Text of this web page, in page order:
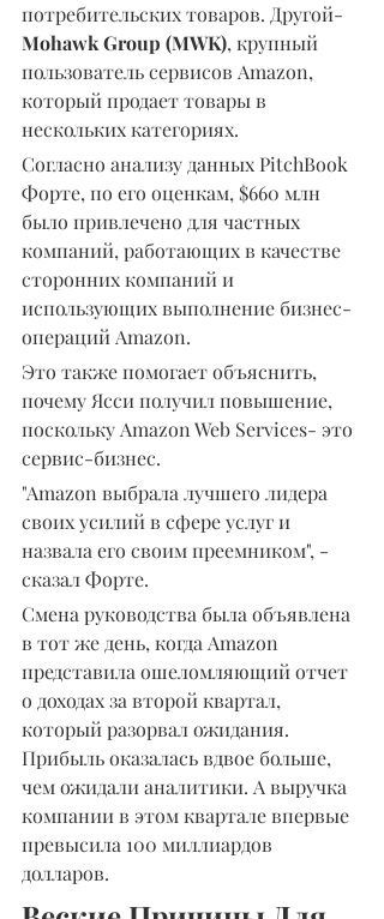
потребительских товаров. Другой-
Mohawk Group (MWK), крупный
пользователь сервисов Amazon,
который продает товары в
нескольких категориях.
Согласно анализу данных PitchBook
Форте, по его оценкам, $660 млн
было привлечено для частных
компаний, работающих в качестве
сторонних компаний и
использующих выполнение бизнес-
операций Amazon.
Это также помогает объяснить,
почему Ясси получил повышение,
поскольку Amazon Web Services- это
сервис-бизнес.
"Amazon выбрала лучшего лидера
своих усилий в сфере услуг и
назвала его своим преемником", -
сказал Форте.
Смена руководства была объявлена
в тот же день, когда Amazon
представила ошеломляющий отчет
о доходах за второй квартал,
который разорвал ожидания.
Прибыль оказалась вдвое больше,
чем ожидали аналитики. А выручка
компании в этом квартале впервые
превысила 100 миллиардов
долларов.